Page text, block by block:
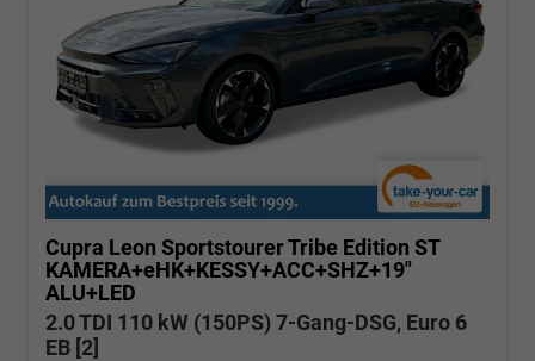
Cupra Leon SportstourerTribe Edition ST
KAMERA+eHK+KESSY+ACC+SHZ+19"
ALU+LED
2.0 TDI 110 kW (150PS) 7-Gang-DSG, Euro 6
EB [2]